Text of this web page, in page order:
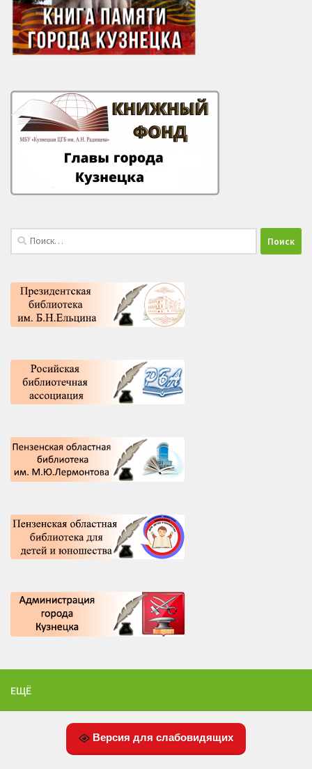
Найти:
ЕЩЁ
Версия для слабовидящих